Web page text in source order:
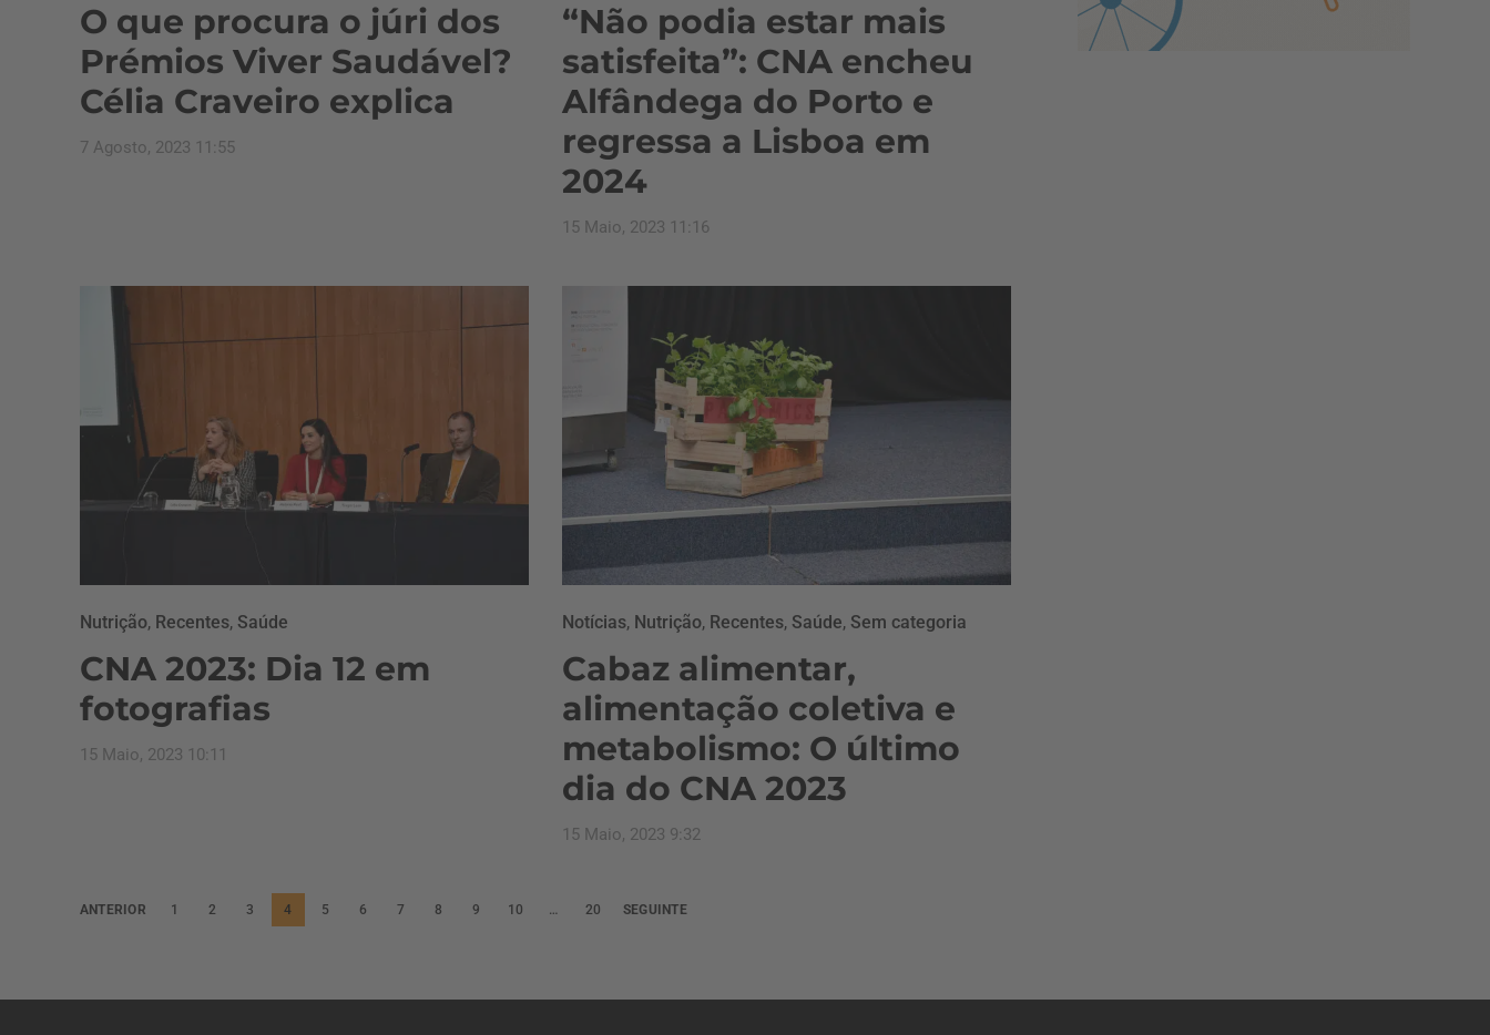
O que procura o júri dos
Prémios Viver Saudável?
Célia Craveiro explica
7 Agosto, 2023 11:55
“Não podia estar mais
satisfeita”: CNA encheu
Alfândega do Porto e
regressa a Lisboa em
2024
15 Maio, 2023 11:16
Nutrição, Recentes, Saúde
CNA 2023: Dia 12 em
fotografias
15 Maio, 2023 10:11
Notícias, Nutrição, Recentes, Saúde, Sem categoria
Cabaz alimentar,
alimentação coletiva e
metabolismo: O último
dia do CNA 2023
15 Maio, 2023 9:32
P
ANTERIOR 1 2 3 4 5 6 7 8 9 10 … 20 SEGUINTE